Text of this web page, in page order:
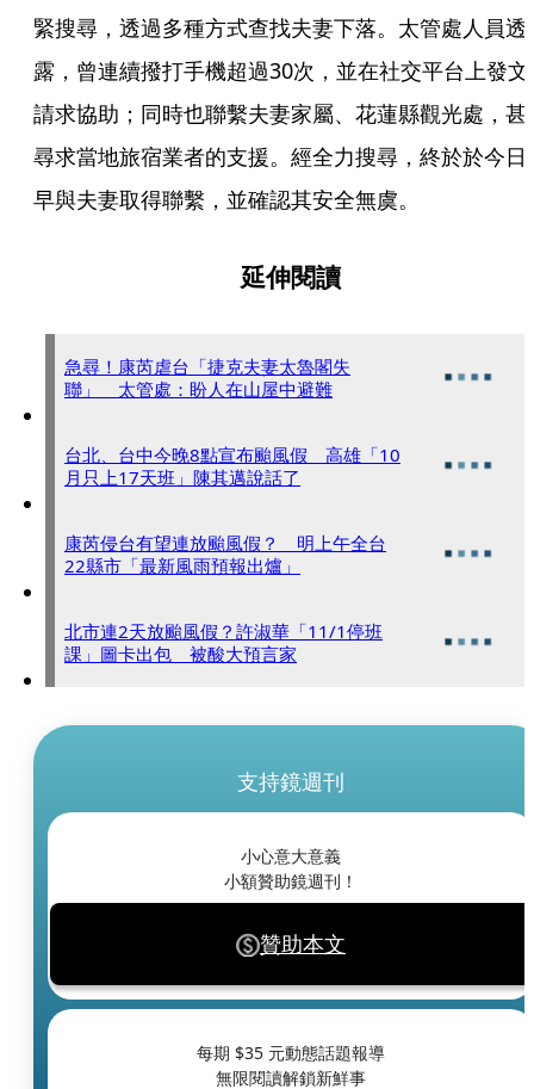
緊搜尋，透過多種方式查找夫妻下落。太管處人員透
露，曾連續撥打手機超過30次，並在社交平台上發文
請求協助；同時也聯繫夫妻家屬、花蓮縣觀光處，甚
尋求當地旅宿業者的支援。經全力搜尋，終於於今日
早與夫妻取得聯繫，並確認其安全無虞。
延伸閱讀
急尋！康芮虐台「捷克夫妻太魯閣失
聯」 太管處：盼人在山屋中避難
台北、台中今晚8點宣布颱風假 高雄「10
月只上17天班」陳其邁說話了
康芮侵台有望連放颱風假？ 明上午全台
22縣市「最新風雨預報出爐」
北市連2天放颱風假？許淑華「11/1停班
課」圖卡出包 被酸大預言家
支持鏡週刊
小心意大意義
小額贊助鏡週刊！
贊助本文
每期 $35 元動態話題報導
無限閱讀解鎖新鮮事